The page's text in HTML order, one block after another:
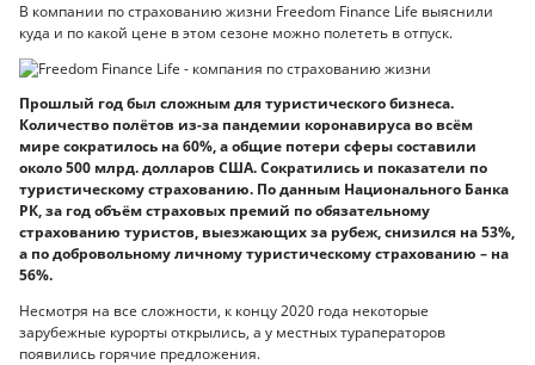
В компании по страхованию жизни Freedom Finance Life выяснили
куда и по какой цене в этом сезоне можно полететь в отпуск.
Прошлый год был сложным для туристического бизнеса.
Количество полётов из-за пандемии коронавируса во всём
мире сократилось на 60%, а общие потери сферы составили
около 500 млрд. долларов США. Сократились и показатели по
туристическому страхованию. По данным Национального Банка
РК, за год объём страховых премий по обязательному
страхованию туристов, выезжающих за рубеж, снизился на 53%,
а по добровольному личному туристическому страхованию – на
56%.
Несмотря на все сложности, к концу 2020 года некоторые
зарубежные курорты открылись, а у местных тураператоров
появились горячие предложения.